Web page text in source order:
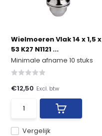
Wielmoeren Vlak 14 x 1,5 x
53 K27 N1121 ...
Minimale afname 10 stuks
Vergelijk
€12,50 Excl. btw